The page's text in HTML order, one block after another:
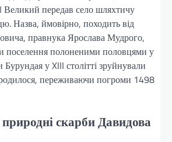
Великий передав село шляхтичу
Назва, ймовірно, походить від
правнука Ярослава Мудрого,
поселення полоненими половцями у
Бурундая у XIII столітті зруйнували
переживаючи погроми 1498
скарби Давидова